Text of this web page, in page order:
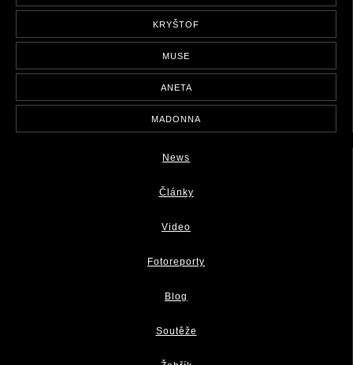
KRYŠTOF
MUSE
ANETA
MADONNA
News
Články
Video
Fotoreporty
Blog
Soutěže